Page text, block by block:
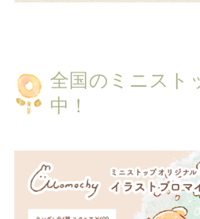
全国のミニスト
中！